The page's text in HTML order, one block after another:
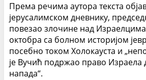
Према речима аутора текста
јерусалимском дневнику,
повезао злочине над
октобра са болном историјом
посебно током Холокауста и
је Вучић подржао право Израела
напада“.